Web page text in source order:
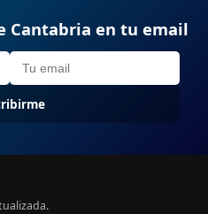
Cantabria en tu email